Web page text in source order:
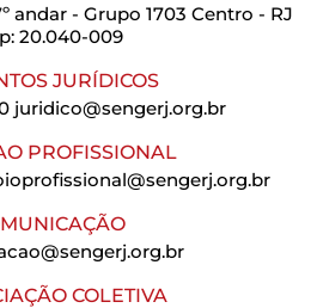
andar - Grupo 1703 Centro - RJ
20.040-009
JURÍDICOS
juridico@sengerj.org.br
PROFISSIONAL
COLETIVA